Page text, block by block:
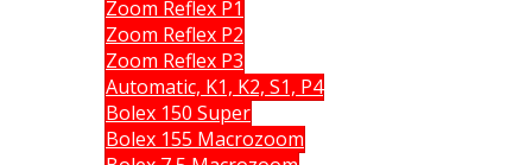
Zoom Reflex P1
Zoom Reflex P2
Zoom Reflex P3
Automatic, K1, K2, S1, P4
Bolex 150 Super
Bolex 155 Macrozoom